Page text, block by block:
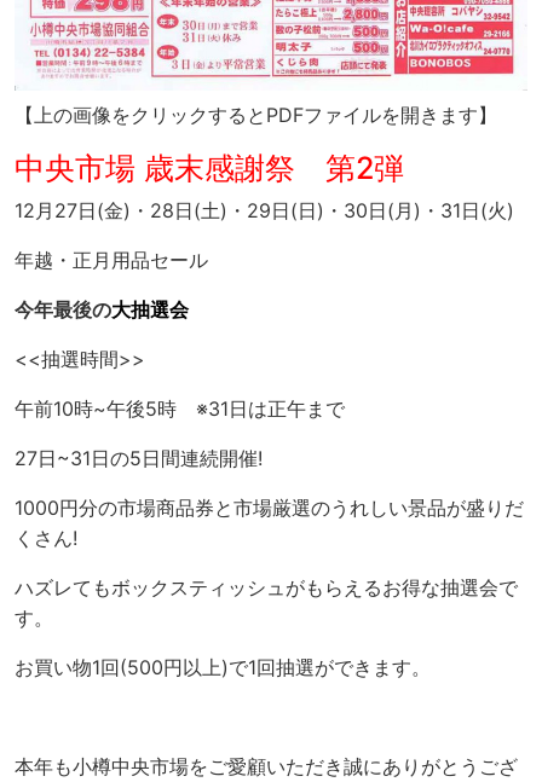
【上の画像をクリックするとPDFファイルを開きます】
中央市場 歳末感謝祭 第2弾
12月27日(金)・28日(土)・29日(日)・30日(月)・31日(火)
年越・正月用品セール
今年最後の大抽選会
<<抽選時間>>
午前10時~午後5時 ※31日は正午まで
27日~31日の5日間連続開催!
1000円分の市場商品券と市場厳選のうれしい景品が盛りだ
くさん!
ハズレてもボックスティッシュがもらえるお得な抽選会で
す。
お買い物1回(500円以上)で1回抽選ができます。
本年も小樽中央市場をご愛顧いただき誠にありがとうござ